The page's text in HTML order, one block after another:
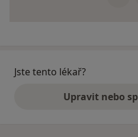
Jste tento lékař?
Upravit nebo